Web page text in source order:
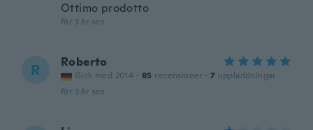
Ottimo prodotto
för 3 år sen
R Roberto
Gick med 2014 · 85 recensioner · 7 uppladdningar
för 3 år sen